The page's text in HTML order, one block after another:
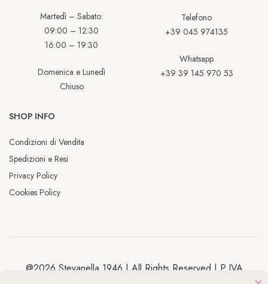
Martedì – Sabato:
09:00 – 12:30
16:00 – 19:30
Domenica e Lunedì
Chiuso
Telefono
+39 045 974135
Whatsapp
+39 39 145 970 53
SHOP INFO
Condizioni di Vendita
Spedizioni e Resi
Privacy Policy
Cookies Policy
@2026 Stevanella 1946 | All Rights Reserved | P.IVA